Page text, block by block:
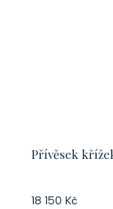
Přívěsek
18 150 Kč